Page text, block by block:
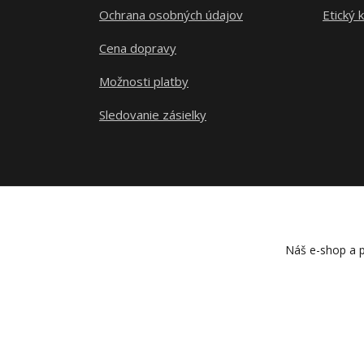
Ochrana osobných údajov
Cena dopravy
Možnosti platby
Sledovanie zásielky
Etický
Náš e-shop a